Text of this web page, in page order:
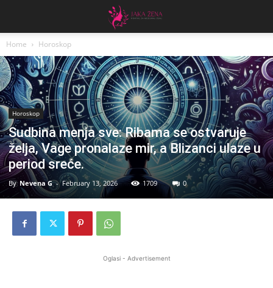
Home Horoskop
Horoskop
Sudbina menja sve: Ribama se ostvaruje
želja, Vage pronalaze mir, a Blizanci ulaze u
period sreće.
By Nevena G - February 13, 2026 1709 0
Oglasi - Advertisement